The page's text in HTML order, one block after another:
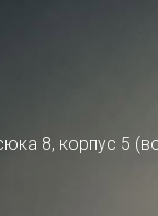
8, корпус 5